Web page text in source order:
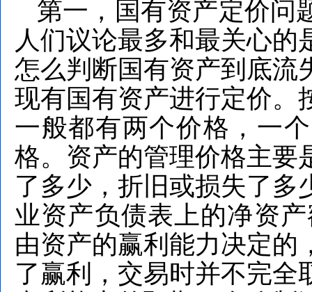
第一，国有资产定价问
人们议论最多和最关心
怎么判断国有资产到底流
现有国有资产进行定价。
一般都有两个价格，一
格。资产的管理价格主要
了多少，折旧或损失了多
业资产负债表上的净资
由资产的赢利能力决定的
了赢利，交易时并不完全